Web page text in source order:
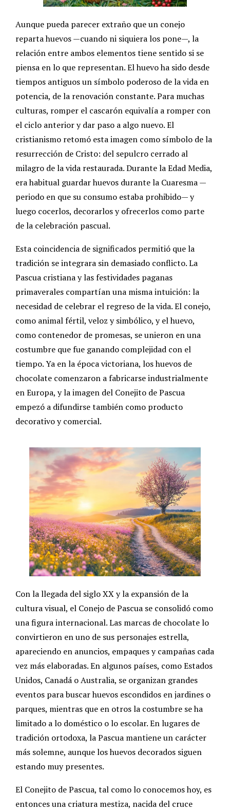
Aunque pueda parecer extraño que un conejo
reparta huevos —cuando ni siquiera los pone—, la
relación entre ambos elementos tiene sentido si se
piensa en lo que representan. El huevo ha sido desde
tiempos antiguos un símbolo poderoso de la vida en
potencia, de la renovación constante. Para muchas
culturas, romper el cascarón equivalía a romper con
el ciclo anterior y dar paso a algo nuevo. El
cristianismo retomó esta imagen como símbolo de la
resurrección de Cristo: del sepulcro cerrado al
milagro de la vida restaurada. Durante la Edad Media,
era habitual guardar huevos durante la Cuaresma —
periodo en que su consumo estaba prohibido— y
luego cocerlos, decorarlos y ofrecerlos como parte
de la celebración pascual.
Esta coincidencia de significados permitió que la
tradición se integrara sin demasiado conflicto. La
Pascua cristiana y las festividades paganas
primaverales compartían una misma intuición: la
necesidad de celebrar el regreso de la vida. El conejo,
como animal fértil, veloz y simbólico, y el huevo,
como contenedor de promesas, se unieron en una
costumbre que fue ganando complejidad con el
tiempo. Ya en la época victoriana, los huevos de
chocolate comenzaron a fabricarse industrialmente
en Europa, y la imagen del Conejito de Pascua
empezó a difundirse también como producto
decorativo y comercial.
Con la llegada del siglo XX y la expansión de la
cultura visual, el Conejo de Pascua se consolidó como
una figura internacional. Las marcas de chocolate lo
convirtieron en uno de sus personajes estrella,
apareciendo en anuncios, empaques y campañas cada
vez más elaboradas. En algunos países, como Estados
Unidos, Canadá o Australia, se organizan grandes
eventos para buscar huevos escondidos en jardines o
parques, mientras que en otros la costumbre se ha
limitado a lo doméstico o lo escolar. En lugares de
tradición ortodoxa, la Pascua mantiene un carácter
más solemne, aunque los huevos decorados siguen
estando muy presentes.
El Conejito de Pascua, tal como lo conocemos hoy, es
entonces una criatura mestiza, nacida del cruce